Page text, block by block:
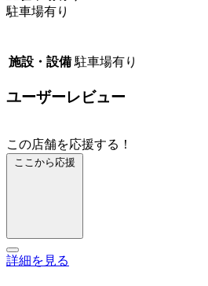
駐車場有り
施設・設備 駐車場有り
ユーザーレビュー
この店舗を応援する！
ここから応援
詳細を見る